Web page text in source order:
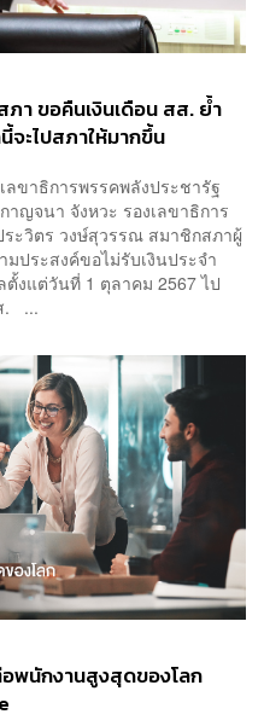
ภา ขอคืนเงินเดือน สส. ย้ำ
จะไปสภาให้มากขึ้น
ขาธิการพรรคพลังประชารัฐ
ญจนา จังหวะ รองเลขาธิการ
ะวิตร วงษ์สุวรรณ สมาชิกสภาผู้
ประสงค์ขอไม่รับเงินประจำ
ตั้งแต่วันที่ 1 ตุลาคม 2567 ไป
. ...
พนักงานสูงสุดของโลก